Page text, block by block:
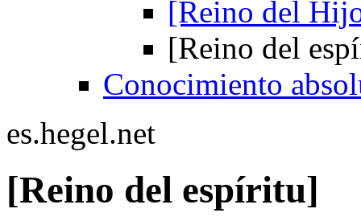
[Reino del
[Reino del
Conocimiento
es.hegel.net
[Reino del espíritu]